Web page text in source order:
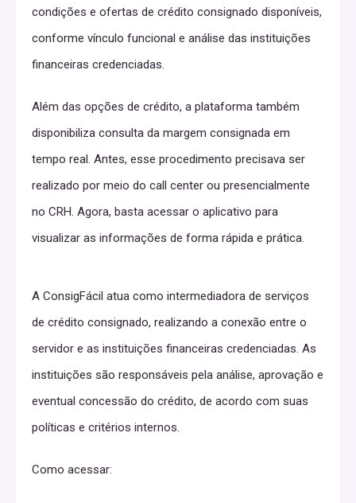
condições e ofertas de crédito consignado disponíveis,
conforme vínculo funcional e análise das instituições
financeiras credenciadas.
Além das opções de crédito, a plataforma também
disponibiliza consulta da margem consignada em
tempo real. Antes, esse procedimento precisava ser
realizado por meio do call center ou presencialmente
no CRH. Agora, basta acessar o aplicativo para
visualizar as informações de forma rápida e prática.
A ConsigFácil atua como intermediadora de serviços
de crédito consignado, realizando a conexão entre o
servidor e as instituições financeiras credenciadas. As
instituições são responsáveis pela análise, aprovação e
eventual concessão do crédito, de acordo com suas
políticas e critérios internos.
Como acessar: